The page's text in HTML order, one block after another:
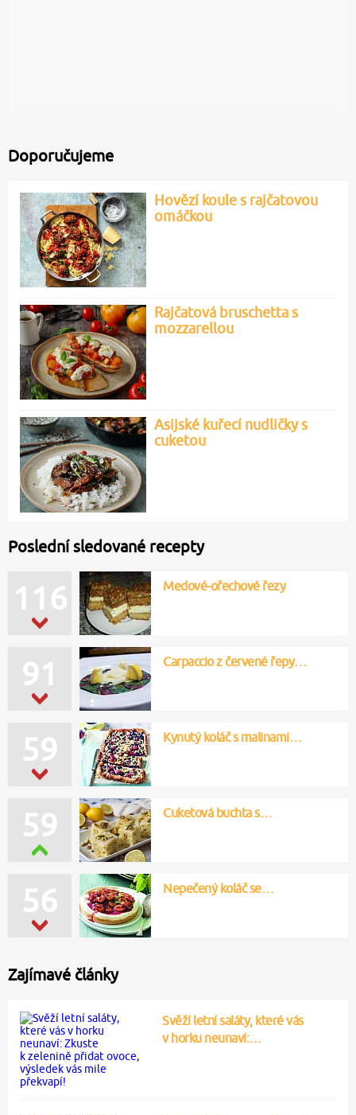
Doporučujeme
Hovězí koule s rajčatovou
omáčkou
Rajčatová bruschetta s
mozzarellou
Asijské kuřecí nudličky s
cuketou
Poslední sledované recepty
116 Medové-ořechové řezy
91 Carpaccio z červené řepy…
59 Kynutý koláč s malinami…
59 Cuketová buchta s…
56 Nepečený koláč se…
Zajímavé články
Svěží letní saláty, které vás
v horku neunaví:…